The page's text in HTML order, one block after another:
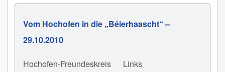
Vom Hochofen in die „Béierhaascht“ –
29.10.2010
Hochofen-Freundeskreis Links